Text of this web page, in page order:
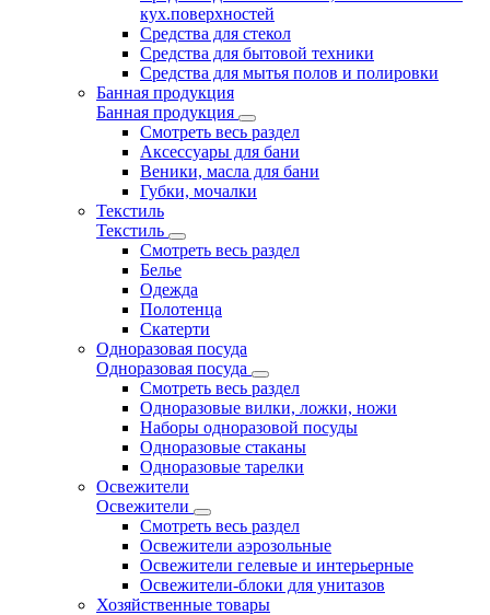
кух.поверхностей
Средства для стекол
Средства для бытовой техники
Средства для мытья полов и полировки
Банная продукция
Банная продукция
Смотреть весь раздел
Аксессуары для бани
Веники, масла для бани
Губки, мочалки
Текстиль
Текстиль
Смотреть весь раздел
Белье
Одежда
Полотенца
Скатерти
Одноразовая посуда
Одноразовая посуда
Смотреть весь раздел
Одноразовые вилки, ложки, ножи
Наборы одноразовой посуды
Одноразовые стаканы
Одноразовые тарелки
Освежители
Освежители
Смотреть весь раздел
Освежители аэрозольные
Освежители гелевые и интерьерные
Освежители-блоки для унитазов
Хозяйственные товары